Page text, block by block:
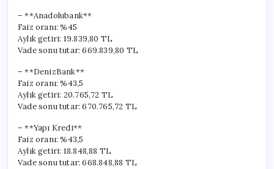
– **Anadolubank**
Faiz oranı: %45
Aylık getiri: 19.839,80 TL
Vade sonu tutar: 669.839,80 TL
– **DenizBank**
Faiz oranı: %43,5
Aylık getiri: 20.765,72 TL
Vade sonu tutar: 670.765,72 TL
– **Yapı Kredi**
Faiz oranı: %43,5
Aylık getiri: 18.848,88 TL
Vade sonu tutar: 668.848,88 TL